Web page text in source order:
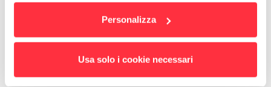
Personalizza
Usa solo i cookie necessari
Domino25: Super
Si proprio Super, e no, non stiamo parlando dei